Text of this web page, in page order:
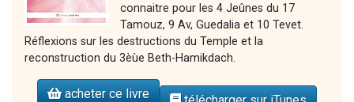
connaitre pour les 4 Jeûnes du 17
Tamouz, 9 Av, Guedalia et 10 Tevet.
Réflexions sur les destructions du Temple et la
reconstruction du 3èùe Beth-Hamikdach.
acheter ce livre